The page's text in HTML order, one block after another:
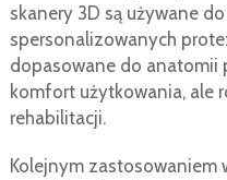
skanery 3D są używane
spersonalizowanych
dopasowane do anatomii
komfort użytkowania, ale
rehabilitacji.
Kolejnym